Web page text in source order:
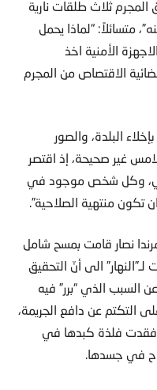
المجرم ثلاث طلقات نارية
متسائلاً: “لماذا يحمل
الأمنية اخذ
الاقتصاص من المجرم
البلدة، والصور
غير صحيحة، إذ اقتصر
وكل شخص موجود في
تكون منتهية الصلاحية”.
نصار قامت بمسح شامل
الى أنّ التحقيق
السبب الذي “برر” فيه
التكتم عن دافع الجريمة،
فقدت فلذة كبدها في
في جسدها.